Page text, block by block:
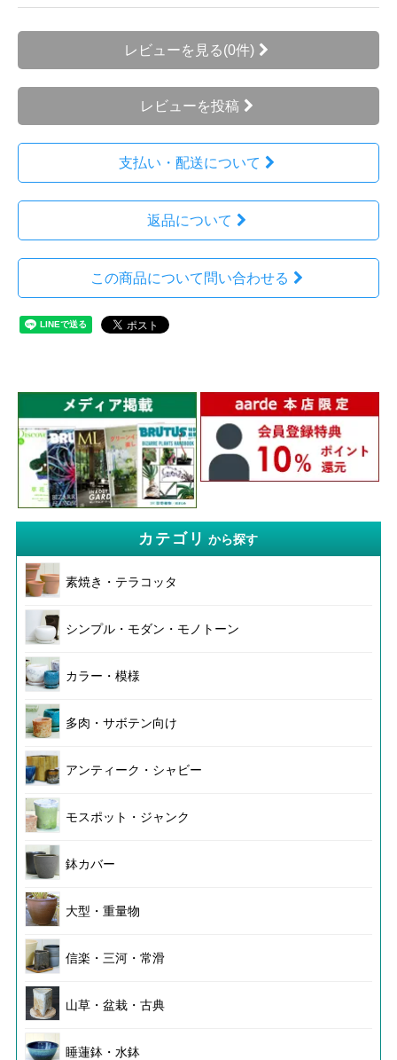
レビューを見る(0件)
レビューを投稿
支払い・配送について
返品について
この商品について問い合わせる
カテゴリ から探す
素焼き・テラコッタ
シンプル・モダン・モノトーン
カラー・模様
多肉・サボテン向け
アンティーク・シャビー
モスポット・ジャンク
鉢カバー
大型・重量物
信楽・三河・常滑
山草・盆栽・古典
睡蓮鉢・水鉢